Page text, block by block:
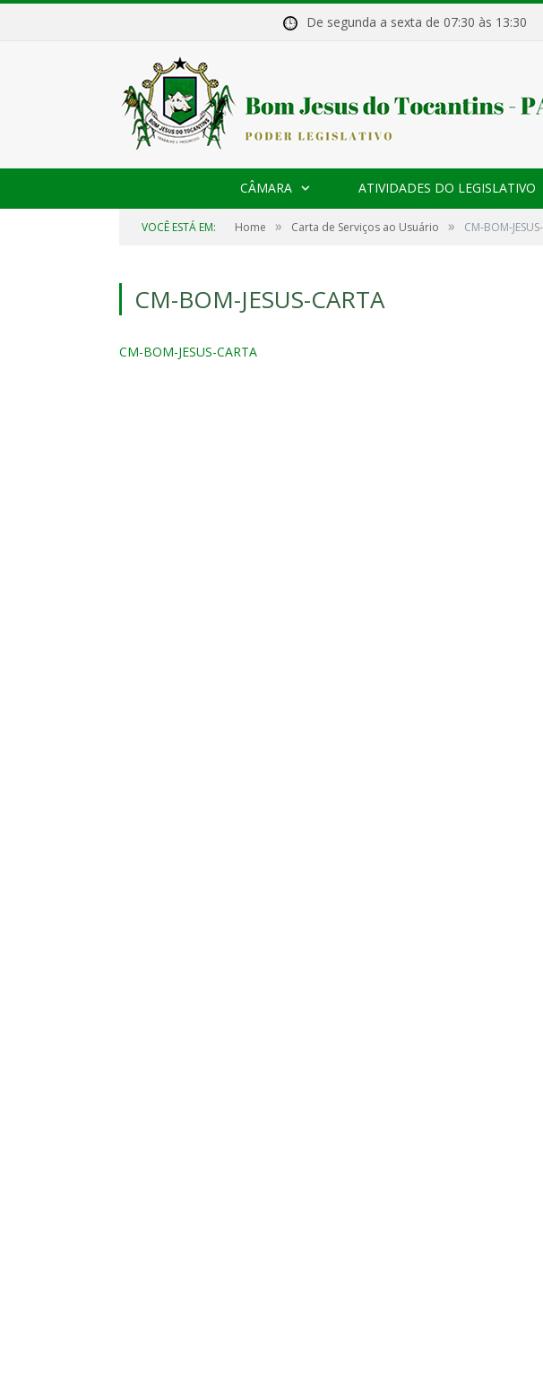
De segunda a sexta de 07:30 às
CÂMARA ATIVIDADES DO LEGISLATIVO
VOCÊ ESTÁ EM: Home » Carta de Serviços ao Usuário » CM-BOM-
CM-BOM-JESUS-CARTA
CM-BOM-JESUS-CARTA